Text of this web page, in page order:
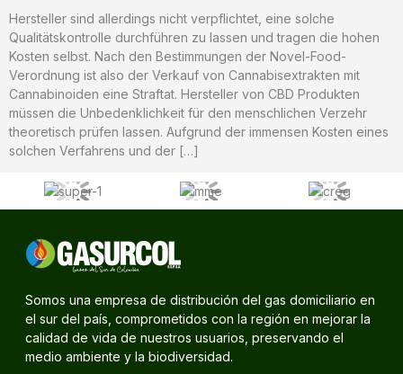
Hersteller sind allerdings nicht verpflichtet, eine solche
Qualitätskontrolle durchführen zu lassen und tragen die hohen
Kosten selbst. Nach den Bestimmungen der Novel-Food-
Verordnung ist also der Verkauf von Cannabisextrakten mit
Cannabinoiden eine Straftat. Hersteller von CBD Produkten
müssen die Unbedenklichkeit für den menschlichen Verzehr
theoretisch prüfen lassen. Aufgrund der immensen Kosten eines
solchen Verfahrens und der […]
Somos una empresa de distribución del gas domiciliario en
el sur del país, comprometidos con la región en mejorar la
calidad de vida de nuestros usuarios, preservando el
medio ambiente y la biodiversidad.